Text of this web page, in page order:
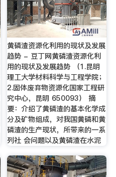
黄磷渣资源化利用的现状及发展
趋势 - 豆丁网黄磷渣资源化利
用的现状及发展趋势 （1.昆明
理工大学材料科学与工程学院；
2.固体废弃物资源化国家工程研
究中心，昆明 650093） 摘
要：介绍了黄磷渣的基本化学成
分及矿物组成，对我国黄磷和黄
磷渣的生产现状，所带来的一系
列社 会问题以及黄磷渣在水泥